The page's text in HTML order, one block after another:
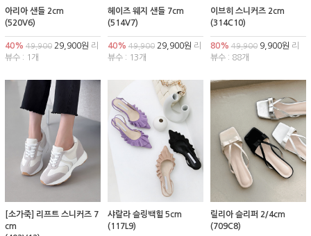
아리아 샌들 2cm
(520V6)
40% 49,900 29,900원 리
뷰수 : 1개
헤이즈 웨지 샌들 7cm
(514V7)
40% 49,90029,900원 리
뷰수 : 13개
이브히 스니커즈 2cm
(314C10)
80% 49,9009,900원 리
뷰수 : 88개
[소가죽] 리프트 스니커즈 7
cm
샤랄라 슬링백힐 5cm
(117L9)
릴리아 슬리퍼 2/4cm
(709C8)